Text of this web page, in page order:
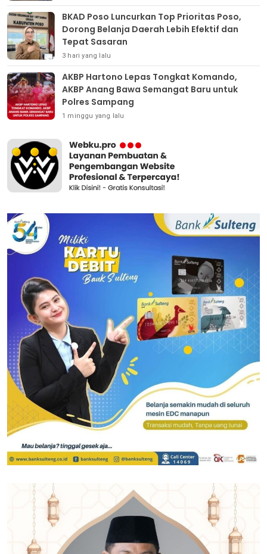
BKAD Poso Luncurkan Top Prioritas Poso,
Dorong Belanja Daerah Lebih Efektif dan
Tepat Sasaran
3 hari yang lalu
AKBP Hartono Lepas Tongkat Komando,
AKBP Anang Bawa Semangat Baru untuk
Polres Sampang
1 minggu yang lalu